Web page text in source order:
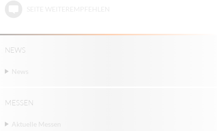
NEWS
News
MESSEN
Aktuelle Messen